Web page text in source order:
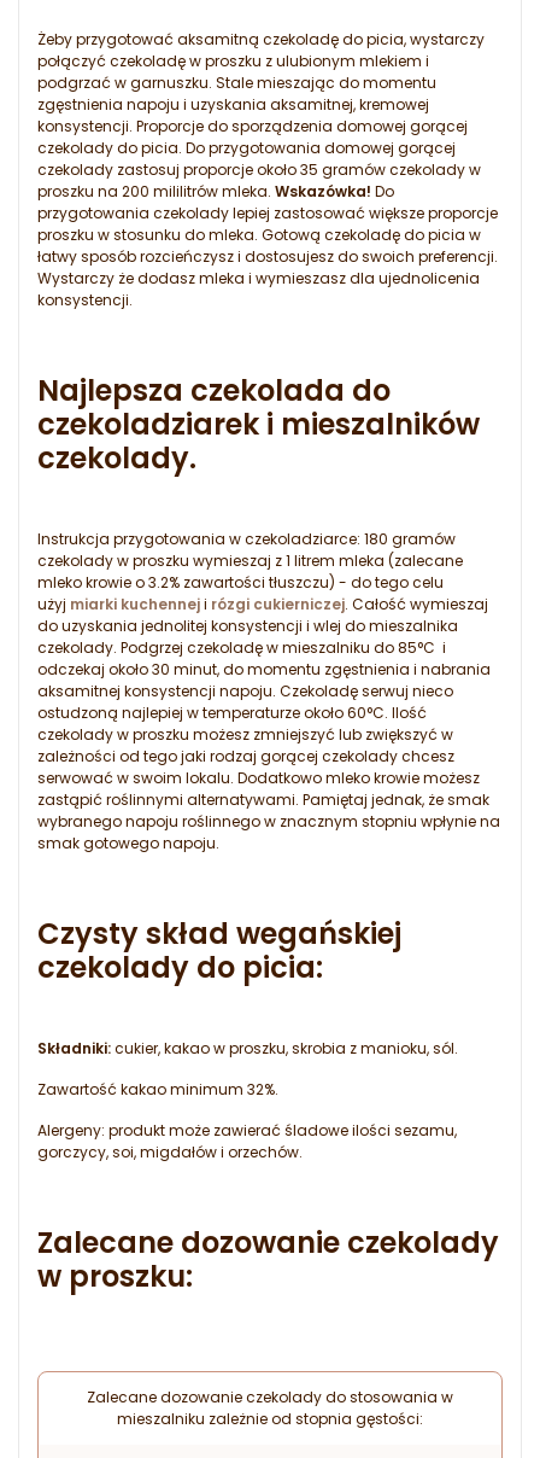
Żeby przygotować aksamitną czekoladę do picia, wystarczy
połączyć czekoladę w proszku z ulubionym mlekiem i
podgrzać w garnuszku. Stale mieszając do momentu
zgęstnienia napoju i uzyskania aksamitnej, kremowej
konsystencji. Proporcje do sporządzenia domowej gorącej
czekolady do picia. Do przygotowania domowej gorącej
czekolady zastosuj proporcje około 35 gramów czekolady w
proszku na 200 mililitrów mleka. Wskazówka! Do
przygotowania czekolady lepiej zastosować większe proporcje
proszku w stosunku do mleka. Gotową czekoladę do picia w
łatwy sposób rozcieńczysz i dostosujesz do swoich preferencji.
Wystarczy że dodasz mleka i wymieszasz dla ujednolicenia
konsystencji.
Najlepsza czekolada do
czekoladziarek i mieszalników
czekolady.
Instrukcja przygotowania w czekoladziarce: 180 gramów
czekolady w proszku wymieszaj z 1 litrem mleka (zalecane
mleko krowie o 3.2% zawartości tłuszczu) - do tego celu
użyj miarki kuchenneji rózgi cukierniczej. Całość wymieszaj
do uzyskania jednolitej konsystencji i wlej do mieszalnika
czekolady. Podgrzej czekoladę w mieszalniku do 85°C i
odczekaj około 30 minut, do momentu zgęstnienia i nabrania
aksamitnej konsystencji napoju. Czekoladę serwuj nieco
ostudzoną najlepiej w temperaturze około 60°C. Ilość
czekolady w proszku możesz zmniejszyć lub zwiększyć w
zależności od tego jaki rodzaj gorącej czekolady chcesz
serwować w swoim lokalu. Dodatkowo mleko krowie możesz
zastąpić roślinnymi alternatywami. Pamiętaj jednak, że smak
wybranego napoju roślinnego w znacznym stopniu wpłynie na
smak gotowego napoju.
Czysty skład wegańskiej
czekolady do picia:
Składniki:cukier, kakao w proszku, skrobia z manioku, sól.
Zawartość kakao minimum 32%.
Alergeny: produkt może zawierać śladowe ilości sezamu,
gorczycy, soi, migdałów i orzechów.
Zalecane dozowanie czekolady
w proszku:
Zalecane dozowanie czekolady do stosowania w
mieszalniku zależnie od stopnia gęstości: